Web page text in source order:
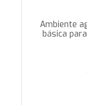
Ambiente
básica